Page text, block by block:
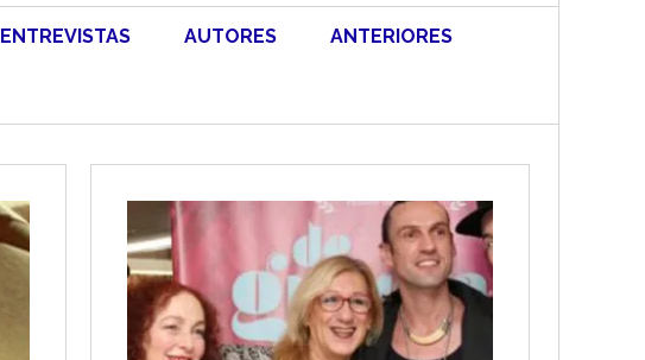
ENTREVISTAS AUTORES ANTERIORES